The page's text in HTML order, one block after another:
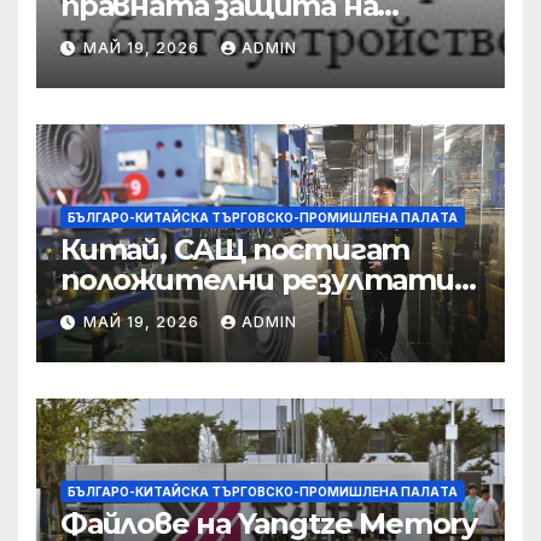
предприятията, ще се
съсредоточи върху
борбата с
корпоративната
престъпност
МАЙ 19, 2026 ADMIN
БЪЛГАРО-КИТАЙСКА ТЪРГОВСКО-ПРОМИШЛЕНА ПАЛAТА
Китай, САЩ постигат
положителни резултати в
икономическите и
търговски консултации:
министерство
МАЙ 19, 2026 ADMIN
БЪЛГАРО-КИТАЙСКА ТЪРГОВСКО-ПРОМИШЛЕНА ПАЛAТА
Файлове на Yangtze Memory